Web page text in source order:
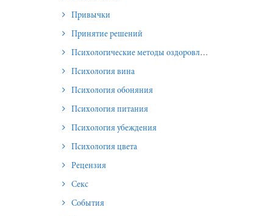
Привычки
Принятие решений
Психологические методы оздоровления и омоложения
Психология вина
Психология обоняния
Психология питания
Психология убеждения
Психология цвета
Рецензия
Секс
События